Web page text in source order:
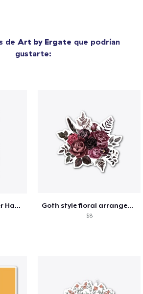
de Art by Ergate que podrían
gustarte:
Gladioli Filipino flower Hand Goth style floral arrangement
$8